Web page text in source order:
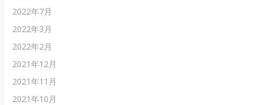
2022年7月
2022年3月
2022年2月
2021年12月
2021年11月
2021年10月